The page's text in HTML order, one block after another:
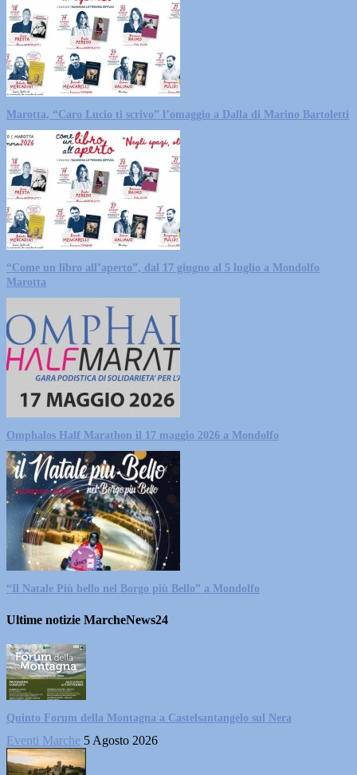
Marotta, “Caro Lucio ti scrivo” l’omaggio a Dalla di Marino Bartoletti
“Come un libro all’aperto”, dal 17 giugno al 5 luglio a Mondolfo
Marotta
Omphalos Half Marathon il 17 maggio 2026 a Mondolfo
“Il Natale Più bello nel Borgo più Bello” a Mondolfo
Ultime notizie MarcheNews24
Quinto Forum della Montagna a Castelsantangelo sul Nera
Eventi Marche 5 Agosto 2026